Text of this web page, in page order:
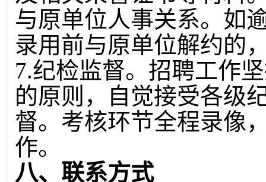
与原单位人事关系。如
录用前与原单位解约的
7.纪检监督。招聘工作
的原则，自觉接受各级
督。考核环节全程录像
作。
八、联系方式